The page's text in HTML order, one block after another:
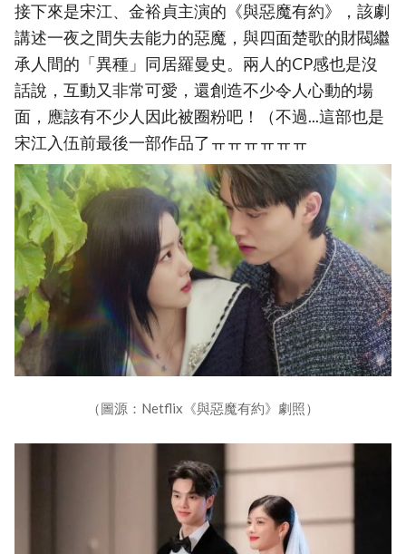
接下來是宋江、金裕貞主演的《與惡魔有約》，該劇
講述一夜之間失去能力的惡魔，與四面楚歌的財閥繼
承人間的「異種」同居羅曼史。兩人的CP感也是沒
話說，互動又非常可愛，還創造不少令人心動的場
面，應該有不少人因此被圈粉吧！（不過...這部也是
宋江入伍前最後一部作品了ㅠㅠㅠㅠㅠㅠ
（圖源：Netflix《與惡魔有約》劇照）